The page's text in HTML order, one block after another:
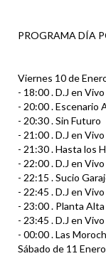
PROGRAMA DÍA
Viernes 10 de
- 18:00 . D.J en Vivo
- 20:00 . Escenario
- 20:30 . Sin Futuro
- 21:00 . D.J en Vivo
- 21:30 . Hasta los
- 22:00 . D.J en Vivo
- 22:15 . Sucio
- 22:45 . D.J en Vivo
- 23:00 . Planta Alta
- 23:45 . D.J en Vivo
- 00:00 . Las
Sábado de 11 Enero